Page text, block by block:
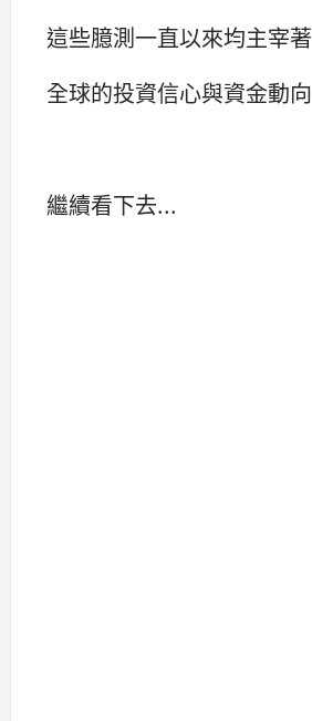
這些臆測一直以來均主宰著
全球的投資信心與資金動向
繼續看下去...